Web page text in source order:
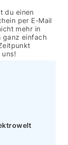
du einen
per E-Mail
mehr in
ganz einfach